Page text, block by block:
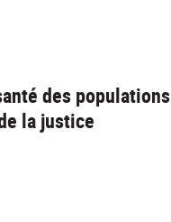
des populations
la justice